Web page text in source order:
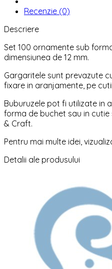
Recenzie (0)
Descriere
Set 100 ornamente sub
dimensiunea de 12 mm.
Gargaritele sunt prevazute
fixare in aranjamente, pe
Buburuzele pot fi utilizate in
forma de buchet sau in
& Craft.
Pentru mai multe idei,
Detalii ale produsului